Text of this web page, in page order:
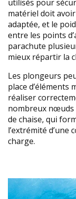
utilisés pour
matériel doit
adaptée, et le
entre les points
parachute
mieux répartir la
Les plongeurs
place d’éléments
réaliser
nombreux nœuds
de chaise, qui
l’extrémité d’une
charge.